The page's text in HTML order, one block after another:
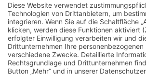
SOCIAL MEDIA
Besuchen Sie uns auch hier: